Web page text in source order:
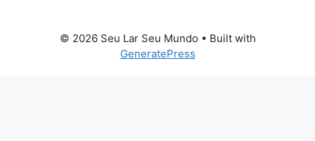
© 2026 Seu Lar Seu Mundo • Built with
GeneratePress